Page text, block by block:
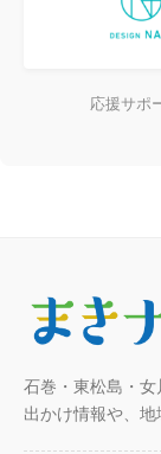
応援サポ
石巻・東松島・
出かけ情報や、地